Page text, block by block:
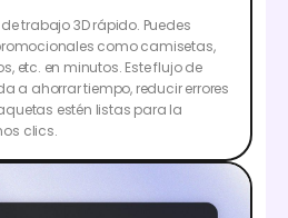
trabajo 3D rápido. Puedes
como camisetas,
etc. en minutos. Este flujo de
a ahorrar tiempo, reducir errores
estén listas para la
clics.